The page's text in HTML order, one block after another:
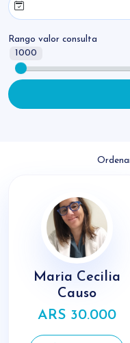
Rango valor consulta
1000
Maria Cecilia
Causo
ARS 30.000